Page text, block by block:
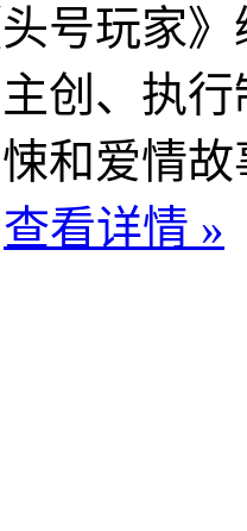
号玩家
主创、
和爱情
查看详情 »